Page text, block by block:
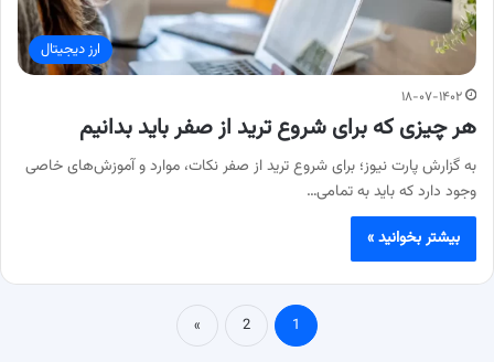
ارز دیجیتال
۱۸-۰۷-۱۴۰۲
هر چیزی که برای شروع ترید از صفر باید بدانیم
به گزارش پارت نیوز؛ برای شروع ترید از صفر نکات، موارد و آموزش‌های خاصی
وجود دارد که باید به تمامی…
بیشتر بخوانید »
1
2
»